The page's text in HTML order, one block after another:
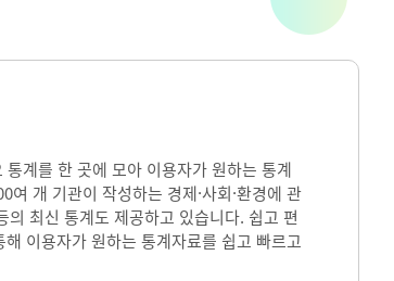
계를 한 곳에 모아 이용자가 원하는 통계
개 기관이 작성하는 경제·사회·환경에 관
최신 통계도 제공하고 있습니다. 쉽고 편
이용자가 원하는 통계자료를 쉽고 빠르고